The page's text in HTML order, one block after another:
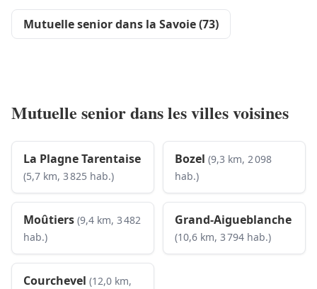
Mutuelle senior dans la Savoie (73)
Mutuelle senior dans les villes voisines
La Plagne Tarentaise
(5,7 km, 3 825 hab.)
Bozel (9,3 km, 2 098
hab.)
Moûtiers (9,4 km, 3 482
hab.)
Grand-Aigueblanche
(10,6 km, 3 794 hab.)
Courchevel (12,0 km,